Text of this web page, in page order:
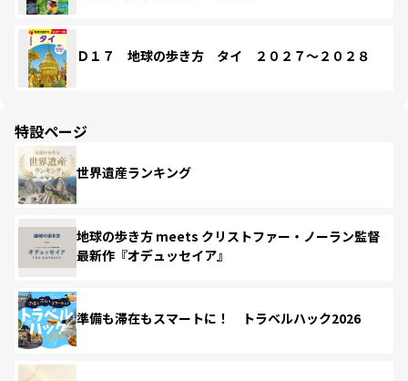
Ｄ１７ 地球の歩き方 タイ ２０２７～２０２８
特設ページ
世界遺産ランキング
地球の歩き方 meets クリストファー・ノーラン監督
最新作『オデュッセイア』
準備も滞在もスマートに！ トラベルハック2026